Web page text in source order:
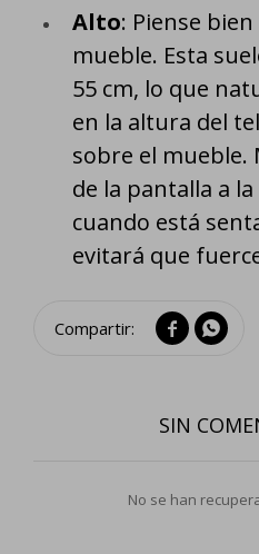
Alto: Piense
mueble. Esta
55 cm, lo que
en la altura del
sobre el mueble.
de la pantalla a
cuando está
evitará que
 
SIN
No se han